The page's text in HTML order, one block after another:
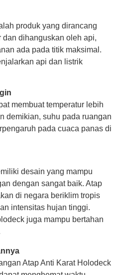
produk yang dirancang
dihanguskan oleh api,
ada pada titik maksimal.
api dan listrik
membuat temperatur lebih
demikian, suhu pada ruangan
pada cuaca panas di
desain yang mampu
dengan sangat baik. Atap
di negara beriklim tropis
intensitas hujan tinggi.
juga mampu bertahan
Atap Anti Karat Holodeck